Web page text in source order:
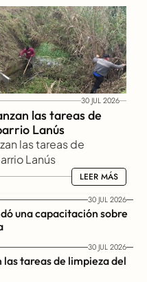
30 JUL 2026
las tareas de
Lanús
las tareas de
Lanús
LEER MÁS
LEER MÁS
30 JUL 2026
una capacitación sobre
30 JUL 2026
las tareas de limpieza del